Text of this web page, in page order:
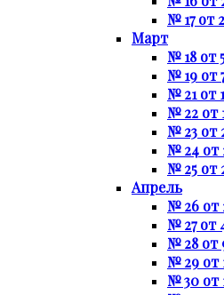
№ 17 от
Март
№ 18 от
№ 19 от
№ 21 от
№ 22 от
№ 23 от
№ 24 от
№ 25 от
Апрель
№ 26 от
№ 27 от
№ 28 от
№ 29 от
№ 30 от